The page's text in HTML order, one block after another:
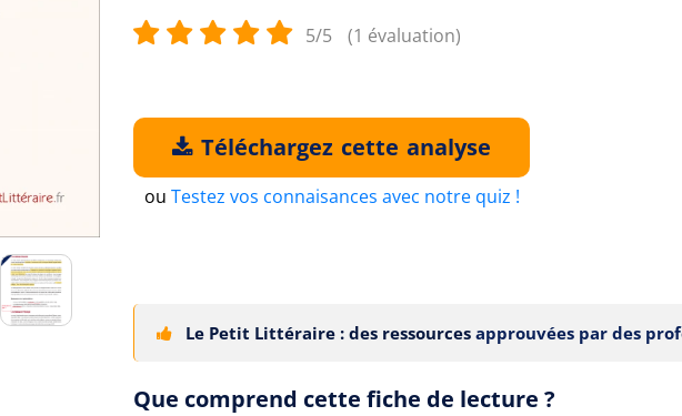
5/5 (1 évaluation)
Téléchargez cette analyse
ou Testez vos connaisances avec notre quiz !
Le Petit Littéraire : des ressources approuvées par des
Que comprend cette fiche de lecture ?